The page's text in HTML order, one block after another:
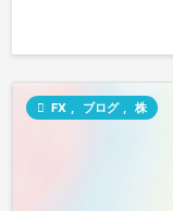
 FX , ブログ , 株